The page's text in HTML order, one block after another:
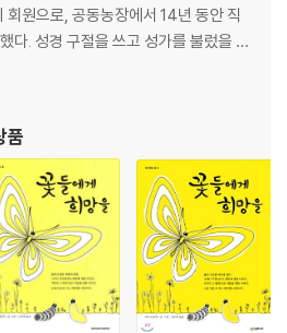
작
습니까?
이끌어낸 작품이다.
야기꾼의 자질이 엿보인다.
가 돋보여 높은 지지를 얻어냈다.
론가), 황선미(동화작가), 유은실(동화작
원으로, 공동농장에서 14년 동안 직
다. 성경 구절을 쓰고 성가를 불렀을 뿐
의 조각품을 판매해 그 수익금을 공동
제적인 활동
뉴
품